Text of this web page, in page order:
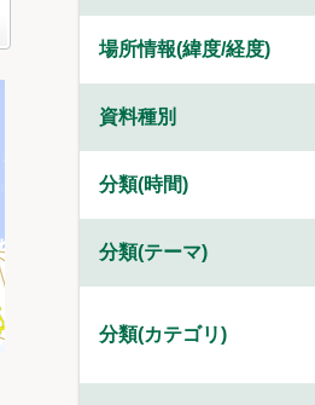
場所情報(緯度/経度)
資料種別
分類(時間)
分類(テーマ)
分類(カテゴリ)